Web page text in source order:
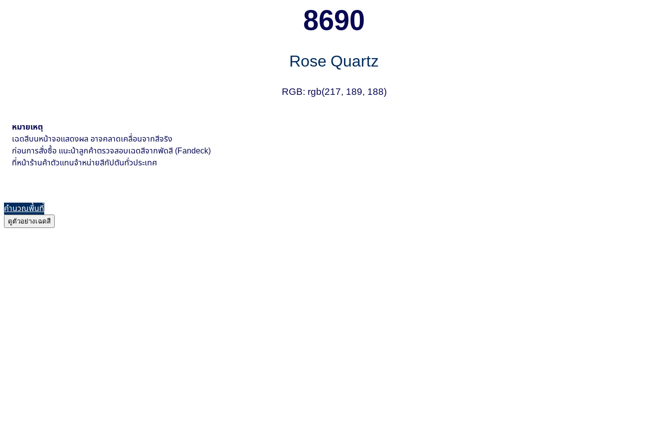
8690
Rose Quartz
RGB: rgb(217, 189, 188)
หมายเหตุ
เฉดสีบนหน้าจอแสดงผล อาจคลาดเคลื่อนจากสีจริง
ก่อนการสั่งซื้อ แนะน้าลูกค้าตรวจสอบเฉดสีจากพัดสี (Fandeck)
ที่หน้าร้านค้าตัวแทนจ้าหน่ายสีกัปตันทั่วประเทศ
คำนวณพื้นที่
ดูตัวอย่างเฉดสี